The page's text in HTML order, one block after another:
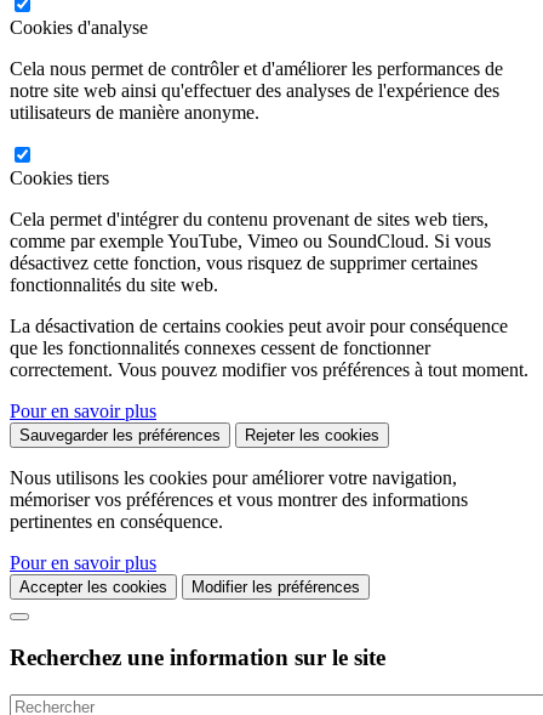
Cookies d'analyse
Cela nous permet de contrôler et d'améliorer les performances de
notre site web ainsi qu'effectuer des analyses de l'expérience des
utilisateurs de manière anonyme.
Cookies tiers
Cela permet d'intégrer du contenu provenant de sites web tiers,
comme par exemple YouTube, Vimeo ou SoundCloud. Si vous
désactivez cette fonction, vous risquez de supprimer certaines
fonctionnalités du site web.
La désactivation de certains cookies peut avoir pour conséquence
que les fonctionnalités connexes cessent de fonctionner
correctement. Vous pouvez modifier vos préférences à tout moment.
Pour en savoir plus
Sauvegarder les préférences Rejeter les cookies
Nous utilisons les cookies pour améliorer votre navigation,
mémoriser vos préférences et vous montrer des informations
pertinentes en conséquence.
Pour en savoir plus
Accepter les cookies Modifier les préférences
Recherchez une information sur le site